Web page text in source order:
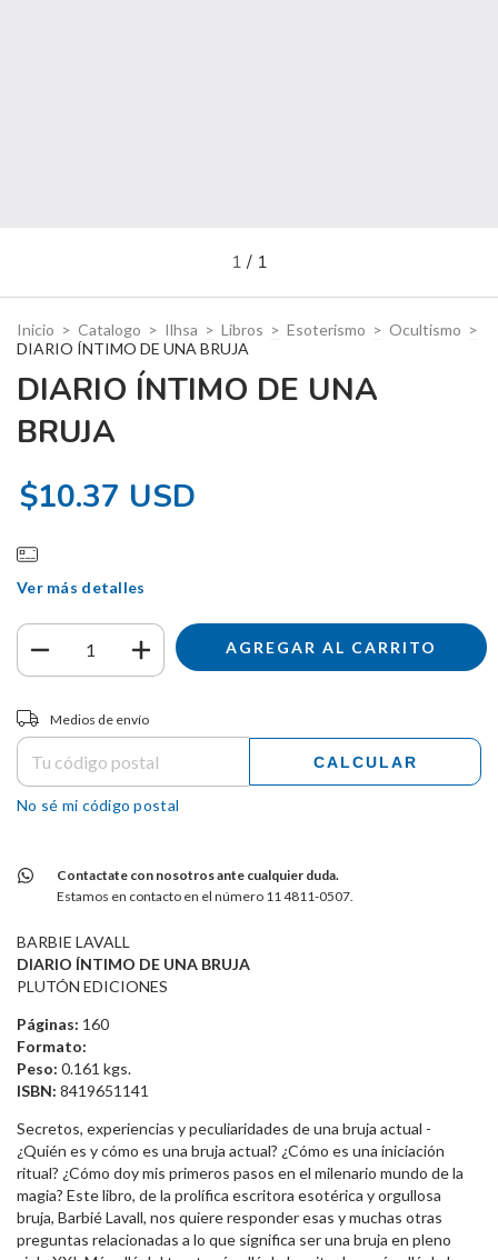
1 / 1
Inicio > Catalogo > Ilhsa > Libros > Esoterismo > Ocultismo >
DIARIO ÍNTIMO DE UNA BRUJA
DIARIO ÍNTIMO DE UNA
BRUJA
$10.37 USD
Ver más detalles
Entregas para el CP:
Medios de envío
CALCULAR
No sé mi código postal
Contactate con nosotros ante cualquier duda.
Estamos en contacto en el número 11 4811-0507.
BARBIE LAVALL
DIARIO ÍNTIMO DE UNA BRUJA
PLUTÓN EDICIONES
Páginas: 160
Formato:
Peso: 0.161 kgs.
ISBN: 8419651141
Secretos, experiencias y peculiaridades de una bruja actual -
¿Quién es y cómo es una bruja actual? ¿Cómo es una iniciación
ritual? ¿Cómo doy mis primeros pasos en el milenario mundo de la
magia? Este libro, de la prolífica escritora esotérica y orgullosa
bruja, Barbié Lavall, nos quiere responder esas y muchas otras
preguntas relacionadas a lo que significa ser una bruja en pleno